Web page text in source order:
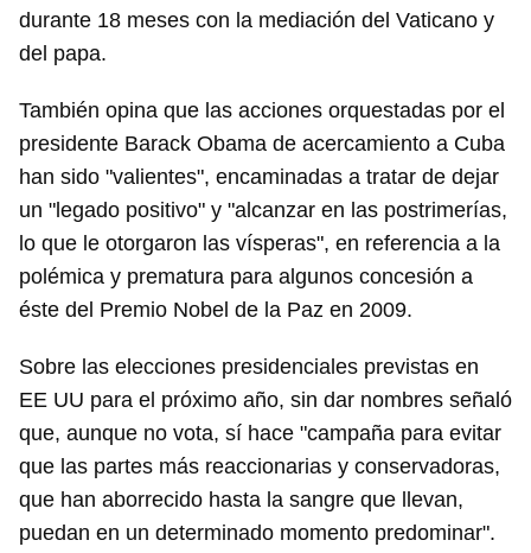
durante 18 meses con la mediación del Vaticano y
del papa.
También opina que las acciones orquestadas por el
presidente Barack Obama de acercamiento a Cuba
han sido "valientes", encaminadas a tratar de dejar
un "legado positivo" y "alcanzar en las postrimerías,
lo que le otorgaron las vísperas", en referencia a la
polémica y prematura para algunos concesión a
éste del Premio Nobel de la Paz en 2009.
Sobre las elecciones presidenciales previstas en
EE UU para el próximo año, sin dar nombres señaló
que, aunque no vota, sí hace "campaña para evitar
que las partes más reaccionarias y conservadoras,
que han aborrecido hasta la sangre que llevan,
puedan en un determinado momento predominar".